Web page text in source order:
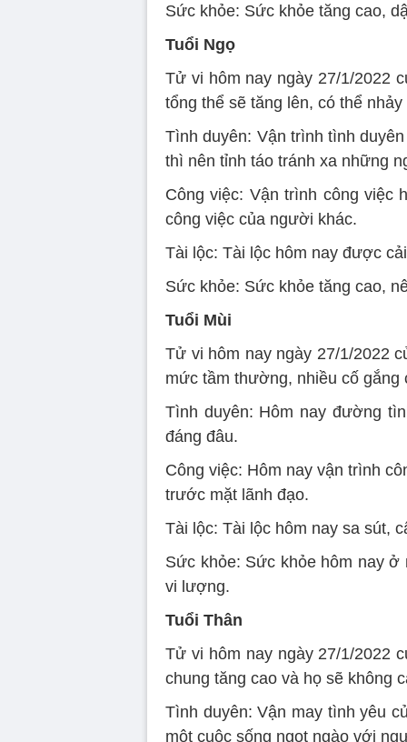
Sức khỏe: Sức khỏe tăng cao,
Tuổi Ngọ
Tử vi hôm nay ngày 27/1/2022
tổng thể sẽ tăng lên, có thể
Tình duyên: Vận trình tình
thì nên tỉnh táo tránh xa những
Công việc: Vận trình công việc
công việc của người khác.
Tài lộc: Tài lộc hôm nay được
Sức khỏe: Sức khỏe tăng cao,
Tuổi Mùi
Tử vi hôm nay ngày 27/1/2022
mức tầm thường, nhiều cố gắng
Tình duyên: Hôm nay đường
đáng đâu.
Công việc: Hôm nay vận trình
trước mặt lãnh đạo.
Tài lộc: Tài lộc hôm nay sa sút,
Sức khỏe: Sức khỏe hôm nay ở
vi lượng.
Tuổi Thân
Tử vi hôm nay ngày 27/1/2022
chung tăng cao và họ sẽ không
Tình duyên: Vận may tình yêu
một cuộc sống ngọt ngào với